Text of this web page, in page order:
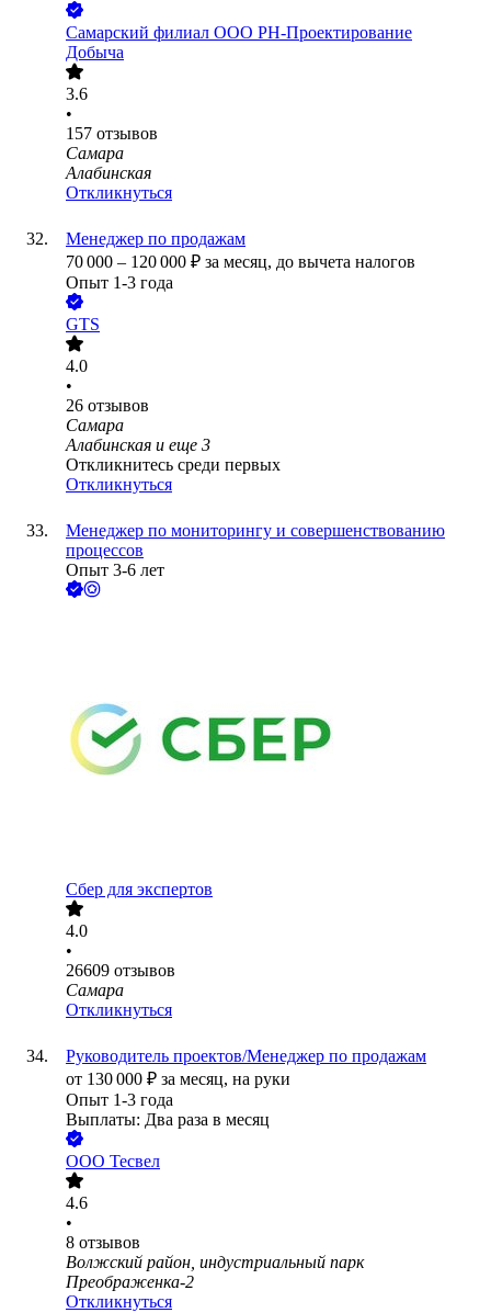
Самарский филиал ООО РН-Проектирование
Добыча
3.6
•
157 отзывов
Самара
Алабинская
Откликнуться
Менеджер по продажам
70 000 – 120 000 ₽ за месяц, до вычета налогов
Опыт 1-3 года
GTS
4.0
•
26 отзывов
Самара
Алабинская и еще 3
Откликнитесь среди первых
Откликнуться
Менеджер по мониторингу и совершенствованию
процессов
Опыт 3-6 лет
Сбер для экспертов
4.0
•
26609 отзывов
Самара
Откликнуться
Руководитель проектов/Менеджер по продажам
от 130 000 ₽ за месяц, на руки
Опыт 1-3 года
Выплаты: Два раза в месяц
ООО Тесвел
4.6
•
8 отзывов
Волжский район, индустриальный парк
Преображенка-2
Откликнуться